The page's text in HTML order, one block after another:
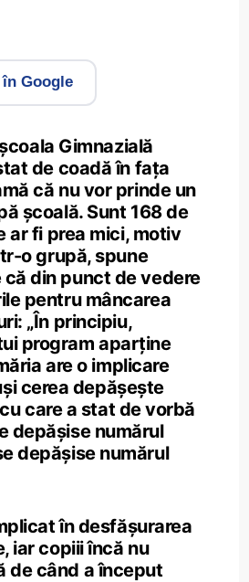
Google
Gimnazială
de coadă în fața
că nu vor prinde un
școală. Sunt 168 de
ar fi prea mici, motiv
o grupă, spune
că din punct de vedere
pentru mâncarea
„În principiu,
program aparţine
are o implicare
cerea depășește
care a stat de vorbă
depășise numărul
depășise numărul
în desfășurarea
iar copiii încă nu
de când a început